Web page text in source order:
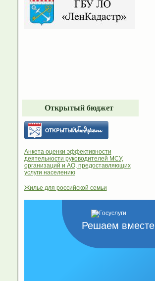
Открытый бюджет
Анкета оценки эффективности
деятельности руководителей МСУ,
организаций и АО, предоставляющих
услуги населению
Жилье для российской семьи
Решаем вместе